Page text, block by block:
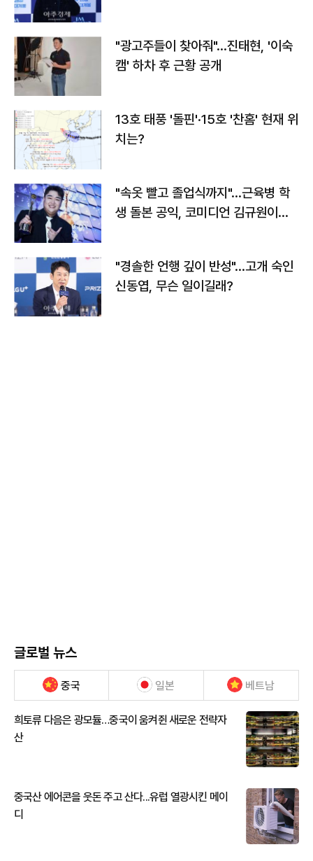
"광고주들이 찾아줘"…진태현, '이숙
캠' 하차 후 근황 공개
13호 태풍 '돌핀'·15호 '찬홈' 현재 위
치는?
"속옷 빨고 졸업식까지"…근육병 학
생 돌본 공익, 코미디언 김규원이었
"경솔한 언행 깊이 반성"…고개 숙인
신동엽, 무슨 일이길래?
글로벌 뉴스
중국 일본 베트남
희토류 다음은 광모듈…중국이 움켜쥔 새로운 전략자
산
중국산 에어콘을 웃돈 주고 산다...유럽 열광시킨 메이
디